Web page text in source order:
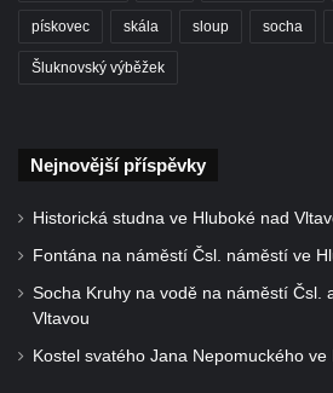
Benešově nad Ploučnicí
Hrob Šumových na hřbitově v
nad Ploučnicí
Hrob Theodora Sommera na hřbitově
Hrob Wendelina Janiche na hřbitově v
Benešově nad Ploučnicí
pískovec skála sloup socha
Šluknovský výběžek
Nejnovější příspěvky
Historická studna ve Hluboké nad
Fontána na náměstí Čsl. náměstí ve
Socha Kruhy na vodě na náměstí Čsl.
Vltavou
Kostel svatého Jana Nepomuckého